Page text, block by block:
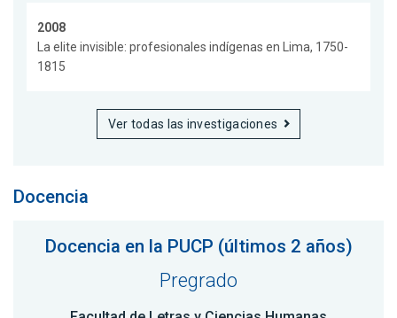
2008
La elite invisible: profesionales indígenas en Lima, 1750-
1815
Ver todas las investigaciones
Docencia
Docencia en la PUCP (últimos 2 años)
Pregrado